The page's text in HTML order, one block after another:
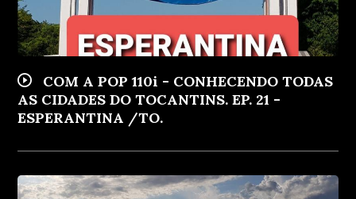
COM A POP 110i - CONHECENDO TODAS
AS CIDADES DO TOCANTINS. EP. 21 -
ESPERANTINA /TO.